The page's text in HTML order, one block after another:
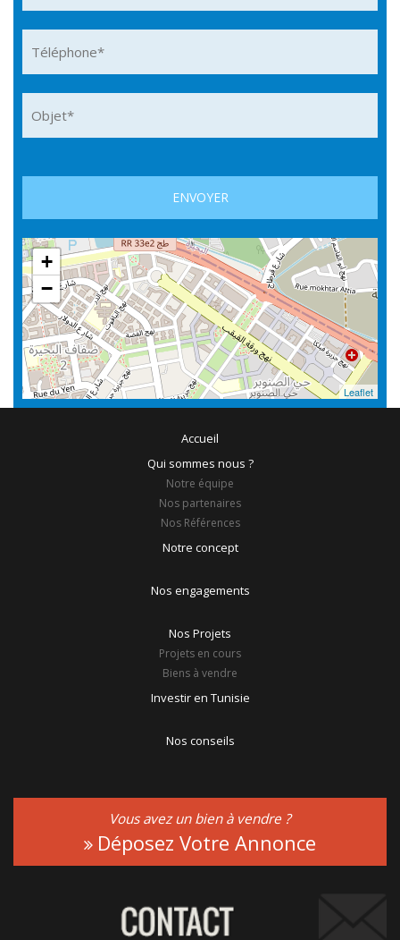
+
−
Leaflet
Accueil
Qui sommes nous ?
Notre équipe
Nos partenaires
Nos Références
Notre concept
Nos engagements
Nos Projets
Projets en cours
Biens à vendre
Investir en Tunisie
Nos conseils
Vous avez un bien à vendre ?
Déposez Votre Annonce